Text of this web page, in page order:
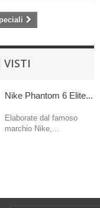
VISTI
Nike Phantom 6 Elite...
Elaborate dal famoso
marchio Nike,...